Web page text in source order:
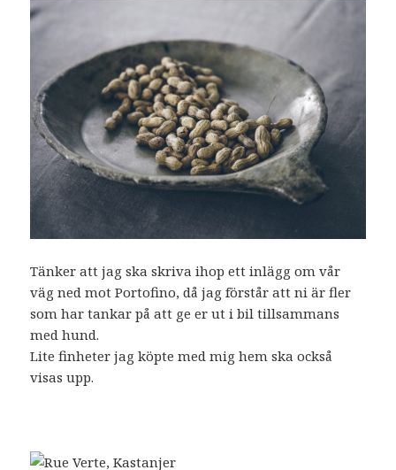
Tänker att jag ska skriva ihop ett inlägg om vår
väg ned mot Portofino, då jag förstår att ni är fler
som har tankar på att ge er ut i bil tillsammans
med hund.
Lite finheter jag köpte med mig hem ska också
visas upp.